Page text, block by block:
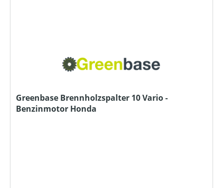
Greenbase Brennholzspalter 10 Vario -
Benzinmotor Honda